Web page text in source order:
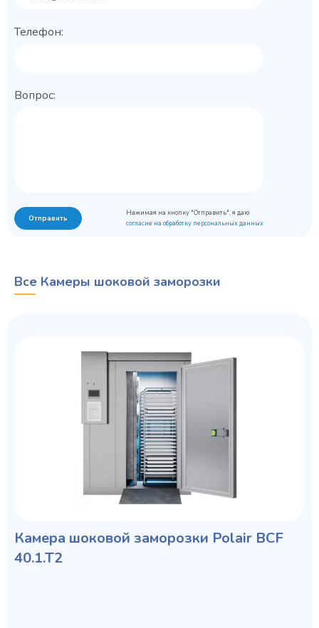
Телефон:
Вопрос:
Отправить
Нажимая на кнопку "Отправить", я даю
согласие на обработку персональных данных
Все Камеры шоковой заморозки
Камера шоковой заморозки Polair ВСF
40.1.T2